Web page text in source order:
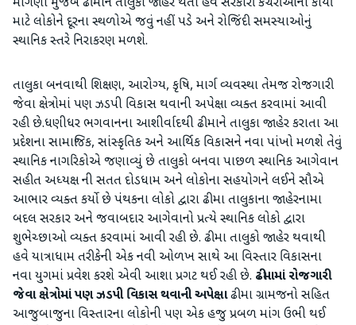
માંગણી મુજબ ઢીમાને તાલુકો જાહેર થતાં હવે સરકારી કચેરીઓના કાર્યો
માટે લોકોને દૂરના સ્થળોએ જવું નહીં પડે અને રોજિંદી સમસ્યાઓનું
સ્થાનિક સ્તરે નિરાકરણ મળશે.
તાલુકા બનવાથી શિક્ષણ, આરોગ્ય, કૃષિ, માર્ગ વ્યવસ્થા તેમજ રોજગારી
જેવા ક્ષેત્રોમાં પણ ઝડપી વિકાસ થવાની અપેક્ષા વ્યક્ત કરવામાં આવી
રહી છે.ધણીધર ભગવાનના આશીર્વાદથી ઢીમાને તાલુકા જાહેર કરાતા આ
પ્રદેશના સામાજિક, સાંસ્કૃતિક અને આર્થિક વિકાસને નવા પાંખો મળશે તેવું
સ્થાનિક નાગરિકોએ જણાવ્યું છે તાલુકો બનવા પાછળ સ્થાનિક આગેવાન
સહીત અધ્યક્ષ ની સતત દોડધામ અને લોકોના સહયોગને લઈને સૌએ
આભાર વ્યક્ત કર્યો છે પંથકના લોકો દ્વારા ઢીમા તાલુકાના જાહેરનામા
બદલ સરકાર અને જવાબદાર આગેવાનો પ્રત્યે સ્થાનિક લોકો દ્વારા
શુભેચ્છાઓ વ્યક્ત કરવામાં આવી રહી છે. ઢીમા તાલુકો જાહેર થવાથી
હવે યાત્રાધામ તરીકેની એક નવી ઓળખ સાથે આ વિસ્તાર વિકાસના
નવા યુગમાં પ્રવેશ કરશે એવી આશા પ્રગટ થઈ રહી છે. ઢીમામાં રોજગારી
જેવા ક્ષેત્રોમાં પણ ઝડપી વિકાસ થવાની અપેક્ષાઢીમા ગ્રામજનો સહિત
આજુબાજુના વિસ્તારના લોકોની પણ એક હજુ પ્રબળ માંગ ઉભી થઈ